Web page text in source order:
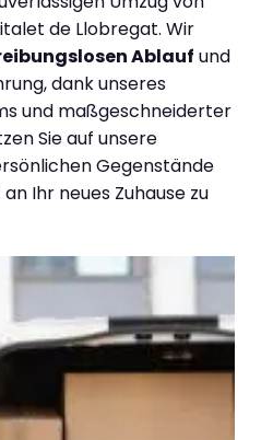
de Llobregat. Wir
Ablauf und
dank unseres
und maßgeschneiderter
Sie auf unsere
Gegenstände
an Ihr neues Zuhause zu